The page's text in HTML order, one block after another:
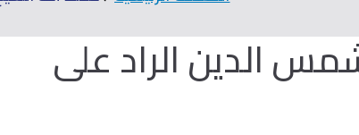
الدين الراد على